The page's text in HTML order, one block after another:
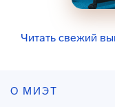
Читать свежий
О МИЭТ